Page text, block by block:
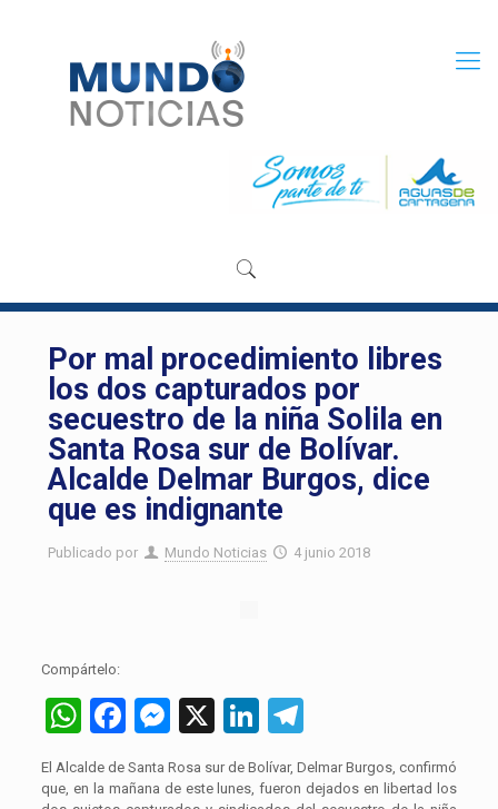
Por mal procedimiento libres
los dos capturados por
secuestro de la niña Solila en
Santa Rosa sur de Bolívar.
Alcalde Delmar Burgos, dice
que es indignante
Publicado por Mundo Noticias 4 junio 2018
Compártelo:
WhatsApp
Facebook
Messenger
X LinkedIn
El Alcalde de Santa Rosa sur de Bolívar, Delmar Burgos, confirmó
que, en la mañana de este lunes, fueron dejados en libertad los